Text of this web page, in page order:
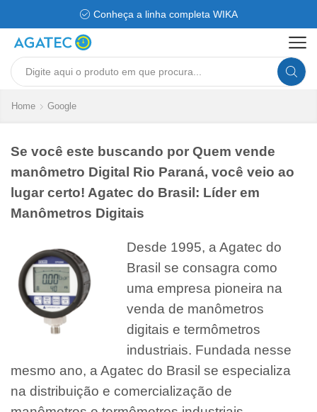
Conheça a linha completa WIKA
Search
Home Google
Se você este buscando por Quem vende
manômetro Digital Rio Paraná, você veio ao
lugar certo! Agatec do Brasil: Líder em
Manômetros Digitais
Desde 1995, a Agatec do
Brasil se consagra como
uma empresa pioneira na
venda de manômetros
digitais e termômetros
industriais. Fundada nesse
mesmo ano, a Agatec do Brasil se especializa
na distribuição e comercialização de